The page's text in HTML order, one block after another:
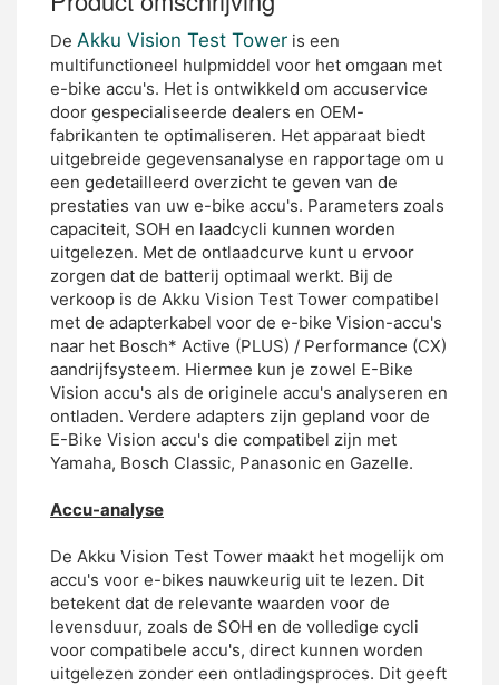
De Akku Vision Test Tower is een
multifunctioneel hulpmiddel voor het omgaan met
e-bike accu's. Het is ontwikkeld om accuservice
door gespecialiseerde dealers en OEM-
fabrikanten te optimaliseren. Het apparaat biedt
uitgebreide gegevensanalyse en rapportage om u
een gedetailleerd overzicht te geven van de
prestaties van uw e-bike accu's. Parameters zoals
capaciteit, SOH en laadcycli kunnen worden
uitgelezen. Met de ontlaadcurve kunt u ervoor
zorgen dat de batterij optimaal werkt. Bij de
verkoop is de Akku Vision Test Tower compatibel
met de adapterkabel voor de e-bike Vision-accu's
naar het Bosch* Active (PLUS) / Performance (CX)
aandrijfsysteem. Hiermee kun je zowel E-Bike
Vision accu's als de originele accu's analyseren en
ontladen. Verdere adapters zijn gepland voor de
E-Bike Vision accu's die compatibel zijn met
Yamaha, Bosch Classic, Panasonic en Gazelle.
Accu-analyse
De Akku Vision Test Tower maakt het mogelijk om
accu's voor e-bikes nauwkeurig uit te lezen. Dit
betekent dat de relevante waarden voor de
levensduur, zoals de SOH en de volledige cycli
voor compatibele accu's, direct kunnen worden
uitgelezen zonder een ontladingsproces. Dit geeft